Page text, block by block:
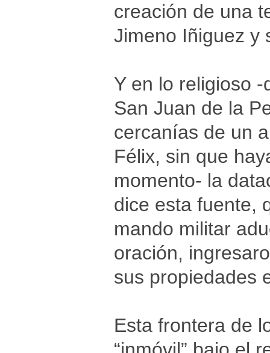
creación de una
Jimeno Iñiguez y
Y en lo religioso
San Juan de la
cercanías de un
Félix, sin que
momento- la
dice esta fuente,
mando militar
oración,
sus propiedades
Esta frontera de